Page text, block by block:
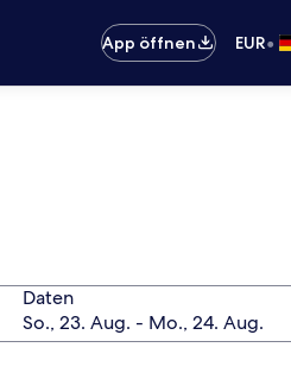
App öffnen EUR•
Daten